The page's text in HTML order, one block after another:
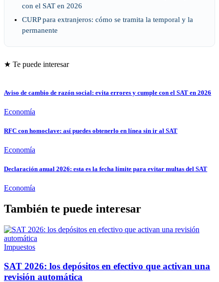
con el SAT en 2026
CURP para extranjeros: cómo se tramita la temporal y la
permanente
★ Te puede interesar
Aviso de cambio de razón social: evita errores y cumple con el SAT en 2026
Economía
RFC con homoclave: así puedes obtenerlo en línea sin ir al SAT
Economía
Declaración anual 2026: esta es la fecha límite para evitar multas del SAT
Economía
También te puede interesar
Impuestos
SAT 2026: los depósitos en efectivo que activan una
revisión automática